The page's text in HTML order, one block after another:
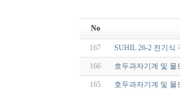
No
167 SUHIL 26-2 전기식
166 호두과자기계 및 몰
165 호두과자기계 및 몰